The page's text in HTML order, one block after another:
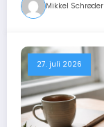
Mikkel Schrøder
27. juli 2026